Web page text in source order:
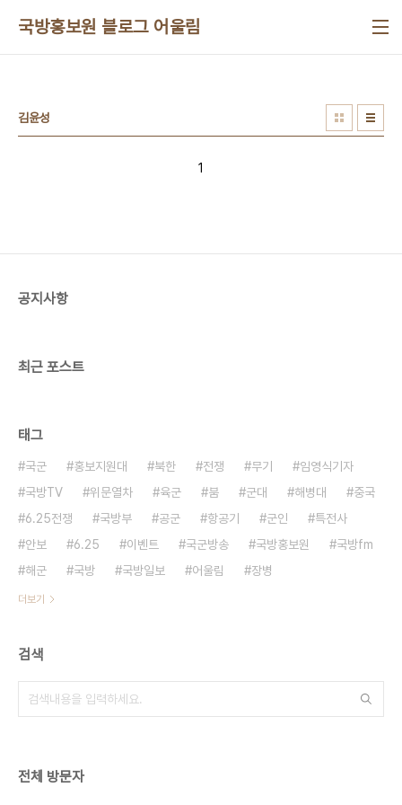
국방홍보원 블로그 어울림
김윤성
1
공지사항
최근 포스트
태그
국군 홍보지원대 북한 전쟁 무기
임영식기자
국방TV
위문열차 육군 붐 군대 해병대
중국
6.25전쟁
국방부 공군 항공기 군인
특전사
안보
6.25 이벤트 국군방송 국방홍보원
국방fm
해군
국방 국방일보 어울림 장병
더보기
검색
전체 방문자